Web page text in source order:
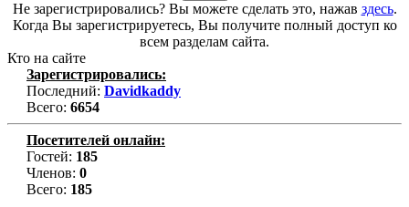
Не зарегистрировались? Вы можете сделать это, нажав здесь.
Когда Вы зарегистрируетесь, Вы получите полный доступ ко
всем разделам сайта.
Кто на сайте
Зарегистрировались:
Последний: Davidkaddy
Всего: 6654
Посетителей онлайн:
Гостей: 185
Членов: 0
Всего: 185